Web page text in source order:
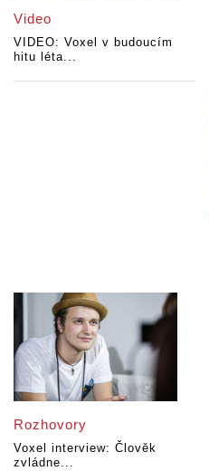
Video
VIDEO: Voxel v budoucím
hitu léta...
Rozhovory
Voxel interview: Člověk
zvládne...